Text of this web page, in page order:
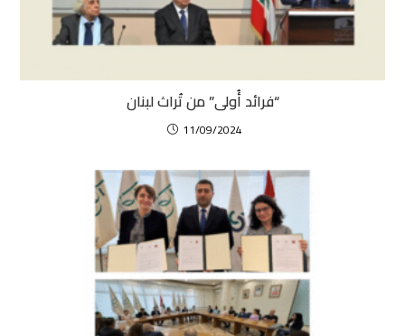
“فرائد أُولى” من تُراث لبنان
11/09/2024